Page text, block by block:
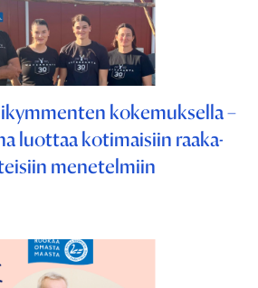
kokemuksella –
luottaa kotimaisiin raaka-
menetelmiin